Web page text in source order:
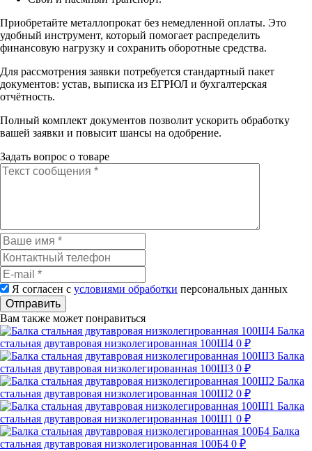
Приобретайте металлопрокат без немедленной оплаты. Это
удобный инструмент, который помогает распределить
финансовую нагрузку и сохранить оборотные средства.
Для рассмотрения заявки потребуется стандартный пакет
документов: устав, выписка из ЕГРЮЛ и бухгалтерская
отчётность.
Полный комплект документов позволит ускорить обработку
вашей заявки и повысит шансы на одобрение.
Задать вопрос о товаре
Я согласен с условиями обработки персональных данных
Отправить
Вам также может понравиться
Балка
стальная двутавровая низколегированная 100Ш4 0 ₽
Балка
стальная двутавровая низколегированная 100Ш3 0 ₽
Балка
стальная двутавровая низколегированная 100Ш2 0 ₽
Балка
стальная двутавровая низколегированная 100Ш1 0 ₽
Балка
стальная двутавровая низколегированная 100Б4 0 ₽